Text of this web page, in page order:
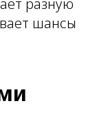
разную
шансы